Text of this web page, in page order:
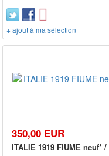
+ ajout à ma sélection
350,00 EUR
ITALIE 1919 FIUME neuf*